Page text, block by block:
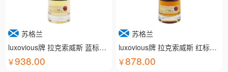
苏格兰
luxovious牌 拉克索威斯 蓝标威士忌
938.00
苏格兰
luxovious牌 拉克索威斯 红标威士忌
878.00